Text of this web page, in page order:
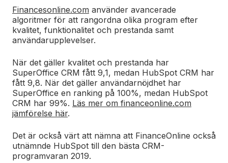
Financesonline.com använder avancerade
algoritmer för att rangordna olika program efter
kvalitet, funktionalitet och prestanda samt
användarupplevelser.
När det gäller kvalitet och prestanda har
SuperOffice CRM fått 9,1, medan HubSpot CRM har
fått 9,8. När det gäller användarnöjdhet har
SuperOffice en ranking på 100%, medan HubSpot
CRM har 99%. Läs mer om financeonline.com
jämförelse här.
Det är också värt att nämna att FinanceOnline också
utnämnde HubSpot till den bästa CRM-
programvaran 2019.